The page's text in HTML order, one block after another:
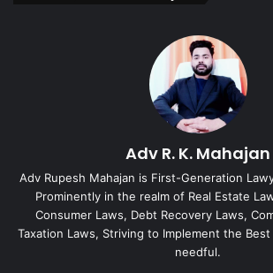
Adv R. K. Mahajan
Adv Rupesh Mahajan is First-Generation
Prominently in the realm of Real Estate
Consumer Laws, Debt Recovery Laws,
Taxation Laws, Striving to Implement the
needful.